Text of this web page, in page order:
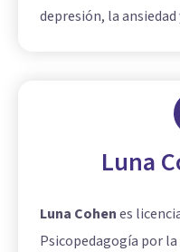
depresión, la
Luna
Luna Cohenes
Psicopedagogía por